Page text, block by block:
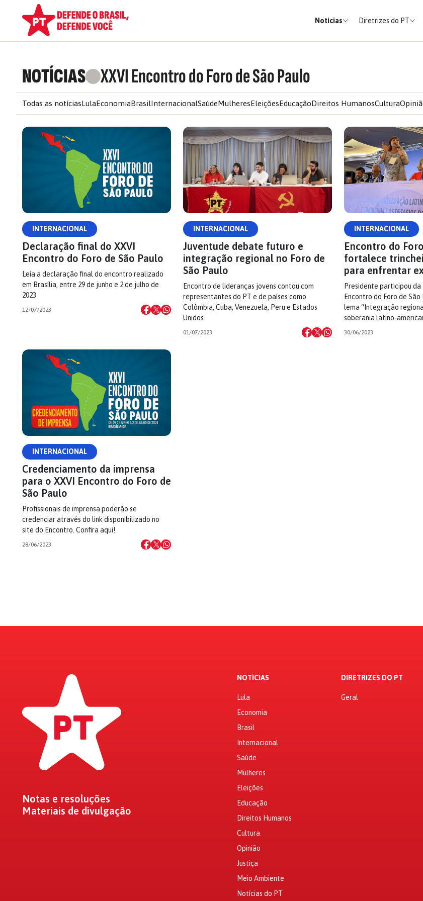
Notícias Diretrizes do PT
NOTÍCIAS XXVI Encontro do Foro de São Paulo
Todas as notíciasLulaEconomiaBrasilInternacionalSaúdeMulheresEleiçõesEducaçãoDireitos HumanosCultura
INTERNACIONAL
Declaração final do XXVI
Encontro do Foro de São Paulo
Leia a declaração final do encontro realizado
em Brasília, entre 29 de junho e 2 de julho de
2023
12/07/2023
INTERNACIONAL
Juventude debate futuro e
integração regional no Foro de
São Paulo
Encontro de lideranças jovens contou com
representantes do PT e de países como
Colômbia, Cuba, Venezuela, Peru e Estados
Unidos
01/07/2023
INTERNACIONAL
Encontro do
fortalece
para enfrentar
Presidente participou da
Encontro do Foro de
lema “Integração
soberania latino-
30/06/2023
INTERNACIONAL
Credenciamento da imprensa
para o XXVI Encontro do Foro de
São Paulo
Profissionais de imprensa poderão se
credenciar através do link disponibilizado no
site do Encontro. Confira aqui!
28/06/2023
Notas e resoluções
Materiais de divulgação
NOTÍCIAS
Lula
Economia
Brasil
Internacional
Saúde
Mulheres
Eleições
Educação
Direitos Humanos
Cultura
Opinião
Justiça
Meio Ambiente
Notícias do PT
DIRETRIZES DO PT
Geral